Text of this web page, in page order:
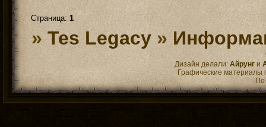
Страница:1
»Tes Legacy »
Дизайн делали: Айрунг и
Графические материалы